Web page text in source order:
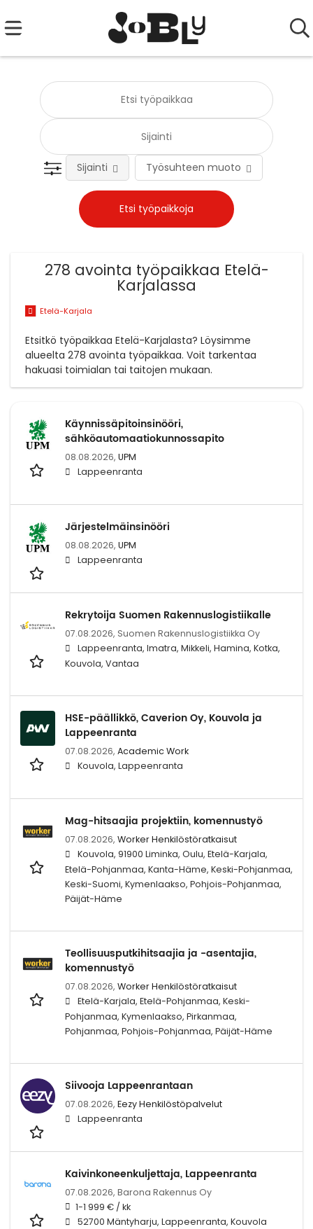
Työsuhteen muoto
Sijainti
278 avointa työpaikkaa Etelä-
Karjalassa
Etelä-Karjala
Etsitkö työpaikkaa Etelä-Karjalasta? Löysimme
alueelta 278 avointa työpaikkaa. Voit tarkentaa
hakuasi toimialan tai taitojen mukaan.
Käynnissäpitoinsinööri,
sähköautomaatiokunnossapito
08.08.2026, UPM
Lappeenranta
Järjestelmäinsinööri
08.08.2026, UPM
Lappeenranta
Rekrytoija Suomen Rakennuslogistiikalle
07.08.2026, Suomen Rakennuslogistiikka Oy
Lappeenranta, Imatra, Mikkeli, Hamina, Kotka,
Kouvola, Vantaa
HSE-päällikkö, Caverion Oy, Kouvola ja
Lappeenranta
07.08.2026, Academic Work
Kouvola, Lappeenranta
Mag-hitsaajia projektiin, komennustyö
07.08.2026, Worker Henkilöstöratkaisut
Kouvola, 91900 Liminka, Oulu, Etelä-Karjala,
Etelä-Pohjanmaa, Kanta-Häme, Keski-Pohjanmaa,
Keski-Suomi, Kymenlaakso, Pohjois-Pohjanmaa,
Päijät-Häme
Teollisuusputkihitsaajia ja -asentajia,
komennustyö
07.08.2026, Worker Henkilöstöratkaisut
Etelä-Karjala, Etelä-Pohjanmaa, Keski-
Pohjanmaa, Kymenlaakso, Pirkanmaa,
Pohjanmaa, Pohjois-Pohjanmaa, Päijät-Häme
Siivooja Lappeenrantaan
07.08.2026, Eezy Henkilöstöpalvelut
Lappeenranta
Kaivinkoneenkuljettaja, Lappeenranta
07.08.2026, Barona Rakennus Oy
1-1 999 € / kk
52700 Mäntyharju, Lappeenranta, Kouvola